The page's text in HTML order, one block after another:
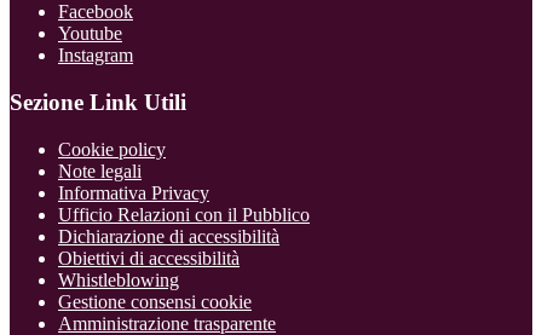
Facebook
Youtube
Instagram
Sezione Link Utili
Cookie policy
Note legali
Informativa Privacy
Ufficio Relazioni con il Pubblico
Dichiarazione di accessibilità
Obiettivi di accessibilità
Whistleblowing
Gestione consensi cookie
Amministrazione trasparente